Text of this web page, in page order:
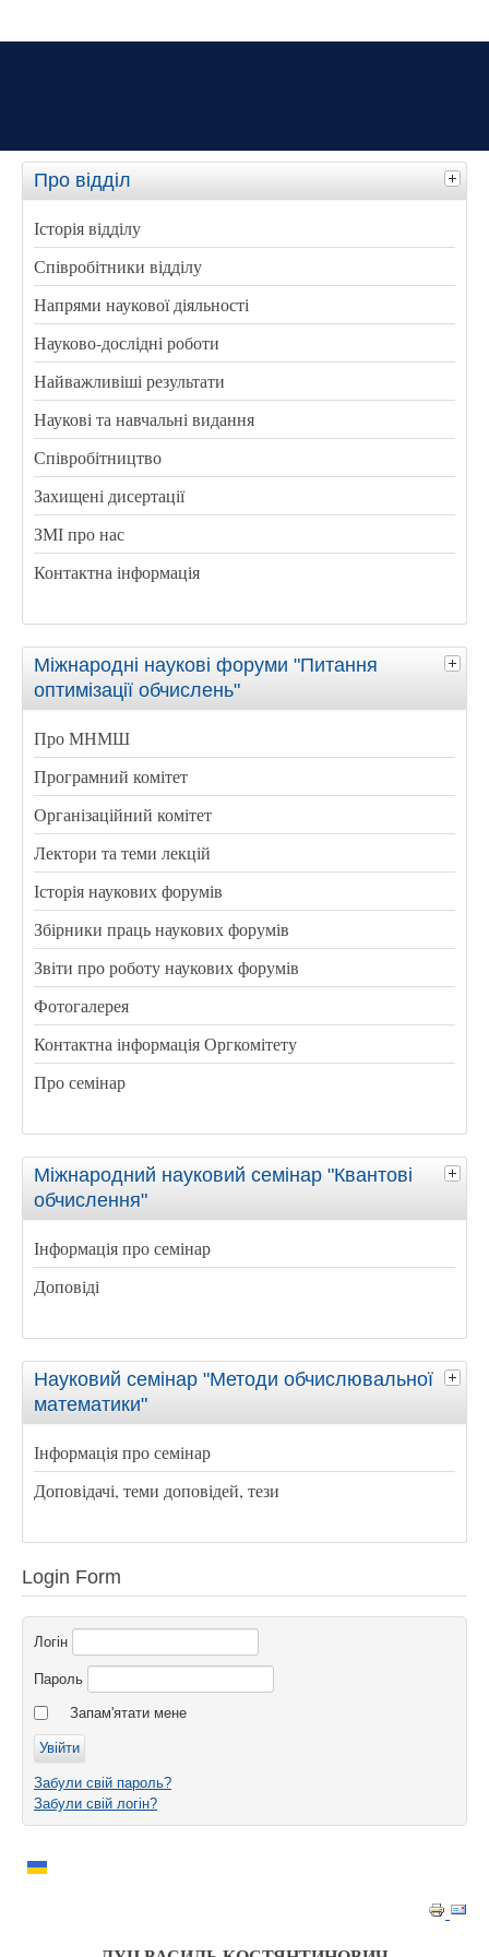
Про відділ
Історія відділу
Співробітники відділу
Напрями наукової діяльності
Науково-дослідні роботи
Найважливіші результати
Наукові та навчальні видання
Співробітництво
Захищені дисертації
ЗМІ про нас
Контактна інформація
Міжнародні наукові форуми "Питання
оптимізації обчислень"
Про МНМШ
Програмний комітет
Організаційний комітет
Лектори та теми лекцій
Історія наукових форумів
Збірники праць наукових форумів
Звіти про роботу наукових форумів
Фотогалерея
Контактна інформація Оргкомітету
Про семінар
Міжнародний науковий семінар "Квантові
обчислення"
Інформація про семінар
Доповіді
Науковий семінар "Методи обчислювальної
математики"
Інформація про семінар
Доповідачі, теми доповідей, тези
Login Form
Логін
Пароль
Запам'ятати мене
Забули свій пароль?
Забули свій логін?